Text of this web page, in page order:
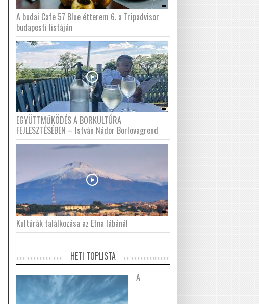
A budai Cafe 57 Blue étterem 6. a Tripadvisor
budapesti listáján
EGYÜTTMŰKÖDÉS A BORKULTÚRA
FEJLESZTÉSÉBEN – István Nádor Borlovagrend
Kultúrák találkozása az Etna lábánál
HETI TOPLISTA
A